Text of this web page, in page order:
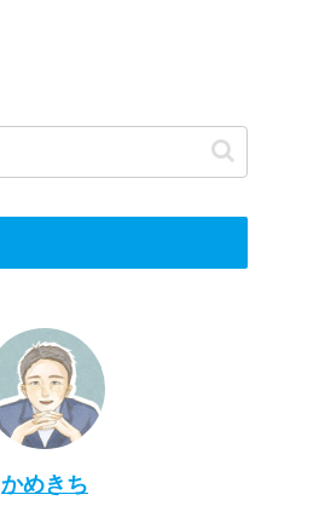
かめきち